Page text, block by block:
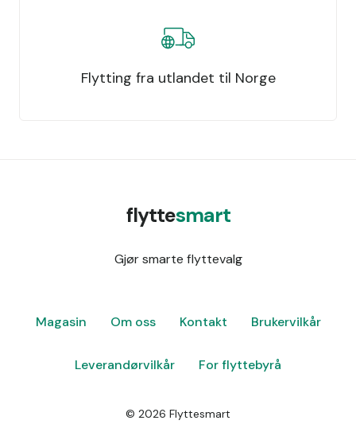
Flytting fra utlandet til Norge
flyttesmart
Gjør smarte flyttevalg
Magasin Om oss Kontakt Brukervilkår
Leverandørvilkår For flyttebyrå
© 2026 Flyttesmart